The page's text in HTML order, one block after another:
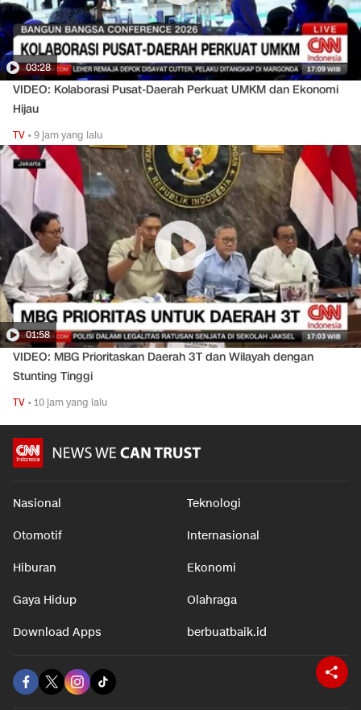
03:28
VIDEO: Kolaborasi Pusat-Daerah Perkuat UMKM dan Ekonomi
Hijau
TV •9 jam yang lalu
01:58
VIDEO: MBG Prioritaskan Daerah 3T dan Wilayah dengan
Stunting Tinggi
TV •10 jam yang lalu
Nasional Teknologi
Otomotif Internasional
Hiburan Ekonomi
Gaya Hidup Olahraga
Download Apps berbuatbaik.id